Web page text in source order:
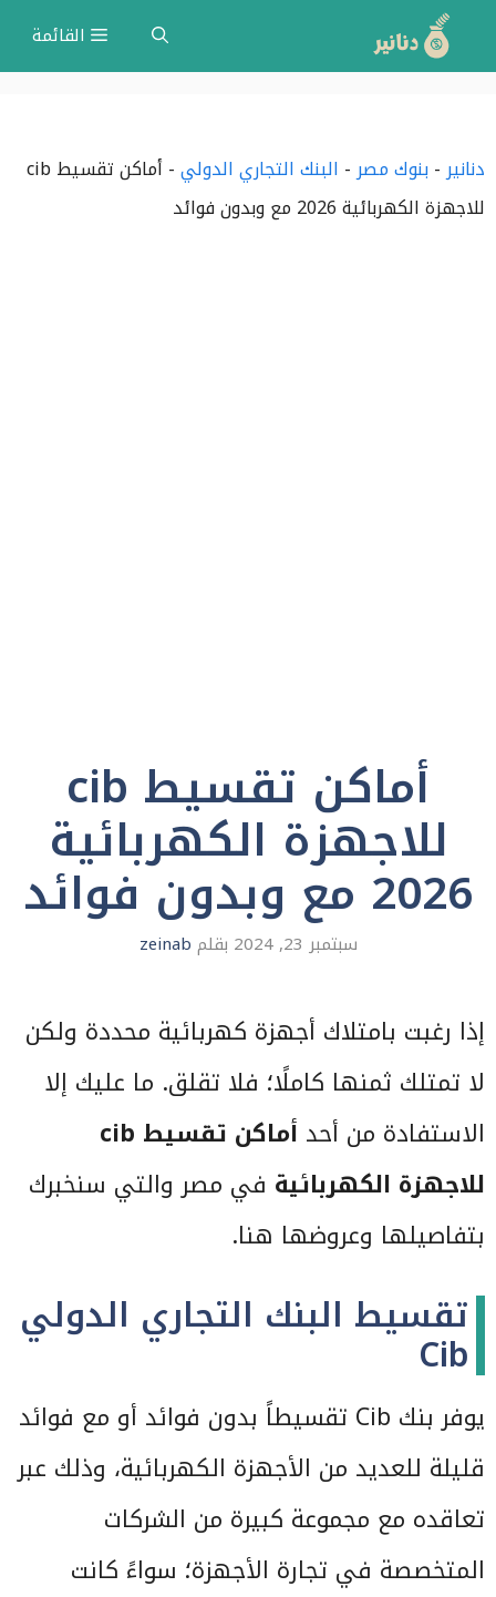
انتقل
إلى
القائمة
دنانير-بنوك مصر- البنك التجاري الدولي-
أماكن تقسيط cib
للاجهزة الكهربائية 2026 مع وبدون فوائد
أماكن تقسيط cib
للاجهزة الكهربائية
2026 مع وبدون فوائد
سبتمبر 23, 2024 بقلم zeinab
إذا رغبت بامتلاك أجهزة كهربائية محددة ولكن
لا تمتلك ثمنها كاملًا؛ فلا تقلق. ما عليك إلا
الاستفادة من أحد أماكن تقسيط cib
للاجهزة الكهربائية في مصر والتي سنخبرك
بتفاصيلها وعروضها هنا.
تقسيط البنك التجاري الدولي
Cib
يوفر بنك Cib تقسيطاً بدون فوائد أو مع فوائد
قليلة للعديد من الأجهزة الكهربائية، وذلك عبر
تعاقده مع مجموعة كبيرة من الشركات
المتخصصة في تجارة الأجهزة؛ سواءً كانت